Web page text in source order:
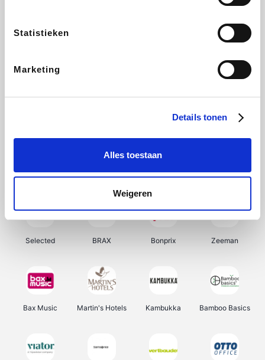
Statistieken
Marketing
Details tonen
Alles toestaan
Weigeren
CheapTickets.be DeubaXXL
Samsung My Jewellery Delonghi Tennis Point
Selected BRAX Bonprix Zeeman
Bax Music Martin's Hotels Kambukka Bamboo Basics